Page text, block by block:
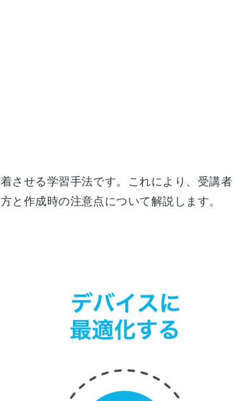
させる学習手法です。これにより、受講
と作成時の注意点について解説します。